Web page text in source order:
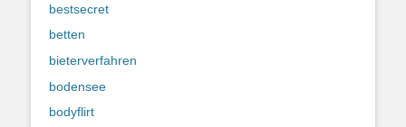
bestsecret
betten
bieterverfahren
bodensee
bodyflirt